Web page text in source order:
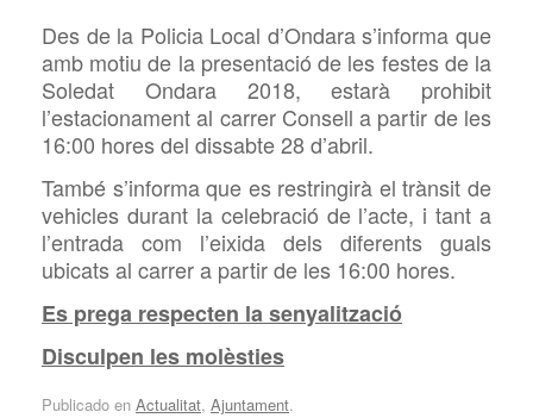
Des de la Policia Local d’Ondara s’informa que
amb motiu de la presentació de les festes de la
Soledat Ondara 2018, estarà prohibit
l’estacionament al carrer Consell a partir de les
16:00 hores del dissabte 28 d’abril.
També s’informa que es restringirà el trànsit de
vehicles durant la celebració de l’acte, i tant a
l’entrada com l’eixida dels diferents guals
ubicats al carrer a partir de les 16:00 hores.
Es prega respecten la senyalització
Disculpen les molèsties
Publicado en Actualitat, Ajuntament.